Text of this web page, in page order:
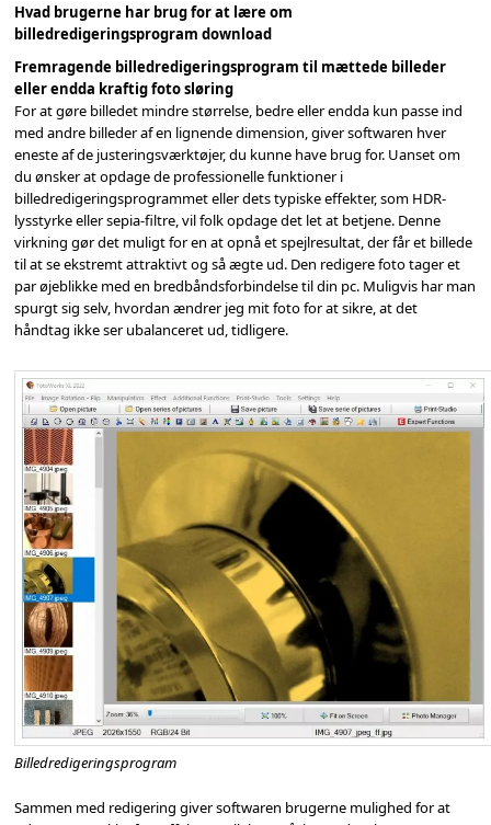
Hvad brugerne har brug for at lære om
billedredigeringsprogram download
Fremragende billedredigeringsprogram til mættede billeder
eller endda kraftig foto sløring
For at gøre billedet mindre størrelse, bedre eller endda kun passe ind
med andre billeder af en lignende dimension, giver softwaren hver
eneste af de justeringsværktøjer, du kunne have brug for. Uanset om
du ønsker at opdage de professionelle funktioner i
billedredigeringsprogrammet eller dets typiske effekter, som HDR-
lysstyrke eller sepia-filtre, vil folk opdage det let at betjene. Denne
virkning gør det muligt for en at opnå et spejlresultat, der får et billede
til at se ekstremt attraktivt og så ægte ud. Den redigere foto tager et
par øjeblikke med en bredbåndsforbindelse til din pc. Muligvis har man
spurgt sig selv, hvordan ændrer jeg mit foto for at sikre, at det
håndtag ikke ser ubalanceret ud, tidligere.
Billedredigeringsprogram
Sammen med redigering giver softwaren brugerne mulighed for at